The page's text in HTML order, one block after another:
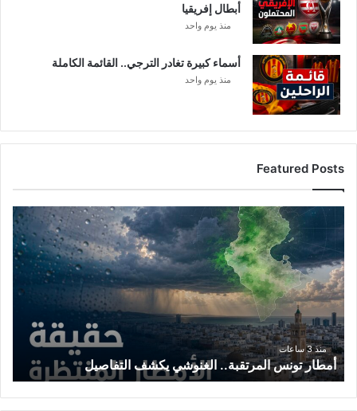
أبطال إفريقيا
منذ يوم واحد
أسماء كبيرة تغادر الترجي.. القائمة الكاملة
منذ يوم واحد
Featured Posts
أمطار
تونس
المرتقبة..
الغنوشي
يكشف
التفاصيل
منذ 3 ساعات
أمطار تونس المرتقبة.. الغنوشي يكشف التفاصيل